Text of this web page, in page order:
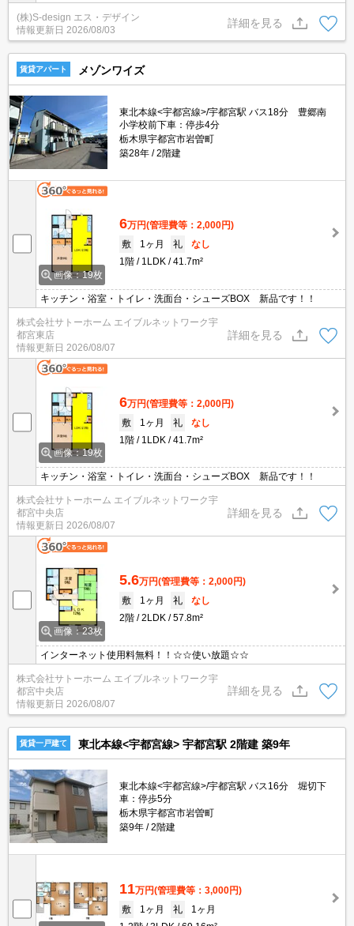
アコン付き。シューズボックス付き。ＴＶインターホン付き。シュ
ーズボックス付き。
(株)S-design エス・デザイン
情報更新日 2026/08/03
詳細を見る
賃貸アパート メゾンワイズ
東北本線<宇都宮線>/宇都宮駅 バス18分 豊郷南
小学校前下車：停歩4分
栃木県宇都宮市岩曽町
築28年
2階建
画像：19枚
6万円(管理費等：2,000円)
敷
1ヶ月 礼
なし
1階
1LDK 41.7m²
キッチン・浴室・トイレ・洗面台・シューズBOX 新品です！！
株式会社サトーホーム エイブルネットワーク宇
都宮東店
情報更新日 2026/08/07
詳細を見る
画像：19枚
6万円(管理費等：2,000円)
敷
1ヶ月 礼
なし
1階
1LDK 41.7m²
キッチン・浴室・トイレ・洗面台・シューズBOX 新品です！！
株式会社サトーホーム エイブルネットワーク宇
都宮中央店
情報更新日 2026/08/07
詳細を見る
画像：23枚
5.6万円(管理費等：2,000円)
敷
1ヶ月 礼
なし
2階
2LDK 57.8m²
インターネット使用料無料！！☆☆使い放題☆☆
株式会社サトーホーム エイブルネットワーク宇
都宮中央店
情報更新日 2026/08/07
詳細を見る
賃貸一戸建て 東北本線<宇都宮線> 宇都宮駅 2階建 築9年
東北本線<宇都宮線>/宇都宮駅 バス16分 堀切下
車：停歩5分
栃木県宇都宮市岩曽町
築9年
2階建
11万円(管理費等：3,000円)
敷
1ヶ月 礼
1ヶ月